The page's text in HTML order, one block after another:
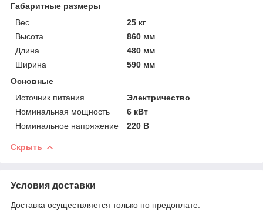
Габаритные размеры
Вес
25 кг
Высота
860 мм
Длина
480 мм
Ширина
590 мм
Основные
Источник питания
Электричество
Номинальная мощность
6 кВт
Номинальное напряжение
220 В
Скрыть
Условия доставки
Доставка осуществляется только по предоплате.